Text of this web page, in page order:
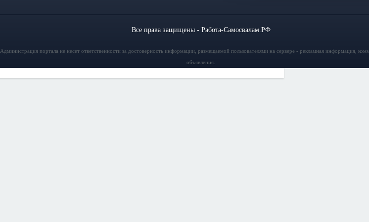
Все права защищены - Работа-Самосвалам.РФ
Администрация портала не несет ответственности за достоверность информации, размещаемой пользователями на сервере - рекламная информация,
объявления.